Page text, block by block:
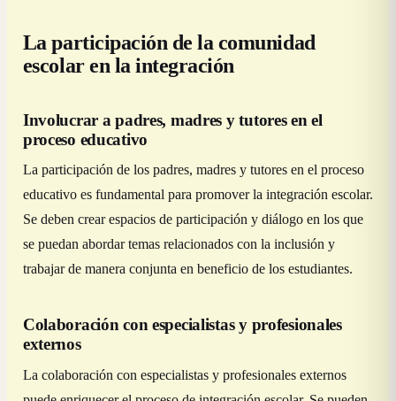
La participación de la comunidad
escolar en la integración
Involucrar a padres, madres y tutores en el
proceso educativo
La participación de los padres, madres y tutores en el proceso
educativo es fundamental para promover la integración escolar.
Se deben crear espacios de participación y diálogo en los que
se puedan abordar temas relacionados con la inclusión y
trabajar de manera conjunta en beneficio de los estudiantes.
Colaboración con especialistas y profesionales
externos
La colaboración con especialistas y profesionales externos